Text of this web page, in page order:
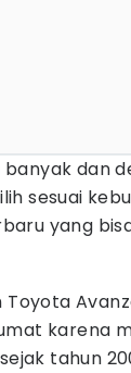
banyak dan
sesuai
yang
karena
tahun